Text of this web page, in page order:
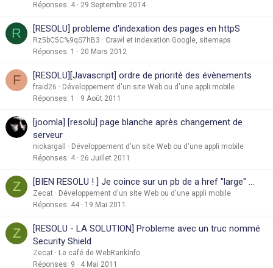
Réponses 4 29 Septembre 2014
R [RESOLU] probleme d'indexation des pages en httpS
Rz5bC5C%9qS7hB3
Crawl et indexation Google, sitemaps
Réponses 1 20 Mars 2012
F [RESOLU][Javascript] ordre de priorité des évènements
fraid26
Développement d'un site Web ou d'une appli mobile
Réponses 1 9 Août 2011
[joomla] [resolu] page blanche après changement de
serveur
nickargall
Développement d'un site Web ou d'une appli mobile
Réponses 4 26 Juillet 2011
Z [BIEN RESOLU ! ] Je coince sur un pb de a href "large" ...
Zecat
Développement d'un site Web ou d'une appli mobile
Réponses 44 19 Mai 2011
Z
[RESOLU - LA SOLUTION] Probleme avec un truc nommé
Security Shield
Zecat
Le café de WebRankInfo
Réponses 9 4 Mai 2011